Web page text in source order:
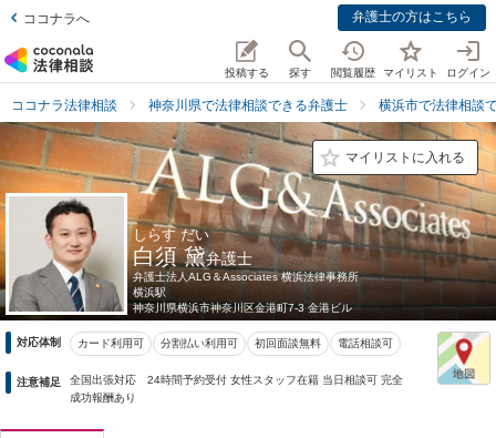
ココナラへ 弁護士の方はこちら
投稿する 探す 閲覧履歴 マイリスト ログイン
ココナラ法律相談 神奈川県で法律相談できる弁護士 横浜市で法律相談
マイリストに入れる
しらす だい
白須 黛弁護士
弁護士法人ALG＆Associates 横浜法律事務所
横浜駅
神奈川県横浜市神奈川区金港町7-3 金港ビル
対応体制 カード利用可 分割払い利用可 初回面談無料 電話相談可
注意補足
全国出張対応 24時間予約受付 女性スタッフ在籍 当日相談可 完全
成功報酬あり